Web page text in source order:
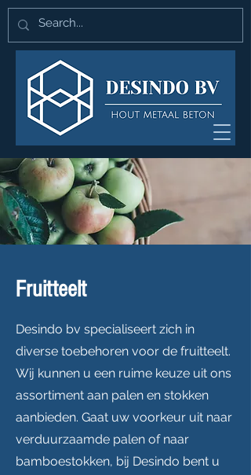
Fruitteelt
Desindo bv specialiseert zich in
diverse toebehoren voor de fruitteelt.
Wij kunnen u een ruime keuze uit ons
assortiment aan palen en stokken
aanbieden. Gaat uw voorkeur uit naar
verduurzaamde palen of naar
bamboestokken, bij Desindo bent u